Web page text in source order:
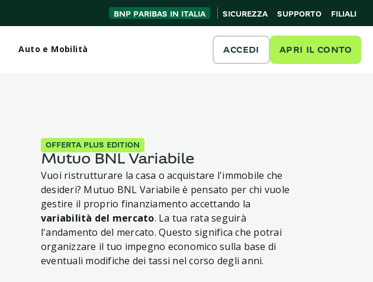
BNP PARIBAS IN ITALIA SICUREZZA SUPPORTO FILIALI
Auto e Mobilità ACCEDI APRI IL CONTO
OFFERTA PLUS EDITION
Mutuo BNL Variabile
Vuoi ristrutturare la casa o acquistare l'immobile che
desideri? Mutuo BNL Variabile è pensato per chi vuole
gestire il proprio finanziamento accettando la
variabilità del mercato. La tua rata seguirà
l'andamento del mercato. Questo significa che potrai
organizzare il tuo impegno economico sulla base di
eventuali modifiche dei tassi nel corso degli anni.